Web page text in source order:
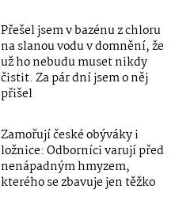
Přešel jsem v bazénu z chloru
na slanou vodu v domnění, že
už ho nebudu muset nikdy
čistit. Za pár dní jsem o něj
přišel
Zamořují české obýváky i
ložnice: Odborníci varují před
nenápadným hmyzem,
kterého se zbavuje jen těžko